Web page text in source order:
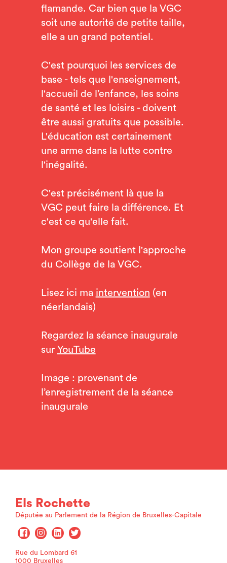
flamande. Car bien que la VGC
soit une autorité de petite taille,
elle a un grand potentiel.
C'est pourquoi les services de
base - tels que l'enseignement,
l'accueil de l’enfance, les soins
de santé et les loisirs - doivent
être aussi gratuits que possible.
L'éducation est certainement
une arme dans la lutte contre
l'inégalité.
C'est précisément là que la
VGC peut faire la différence. Et
c'est ce qu'elle fait.
Mon groupe soutient l'approche
du Collège de la VGC.
Lisez ici ma intervention (en
néerlandais)
Regardez la séance inaugurale
sur YouTube
Image : provenant de
l’enregistrement de la séance
inaugurale
Els Rochette
Députée au Parlement de la Région de Bruxelles-Capitale
Rue du Lombard 61
1000 Bruxelles